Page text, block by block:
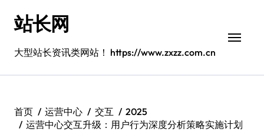
站长网
大型站长资讯类网站！ https://www.zxzz.com.cn
首页 运营中心 交互
2025
运营中心交互升级：用户行为深度分析策略实施计划